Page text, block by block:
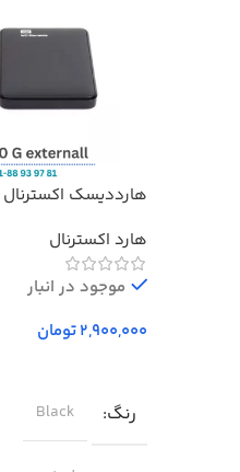
هارددیسک
Hard Drive –
500GB
هارد اکسترنال
موجود در انبار
تومان
رنگ Black